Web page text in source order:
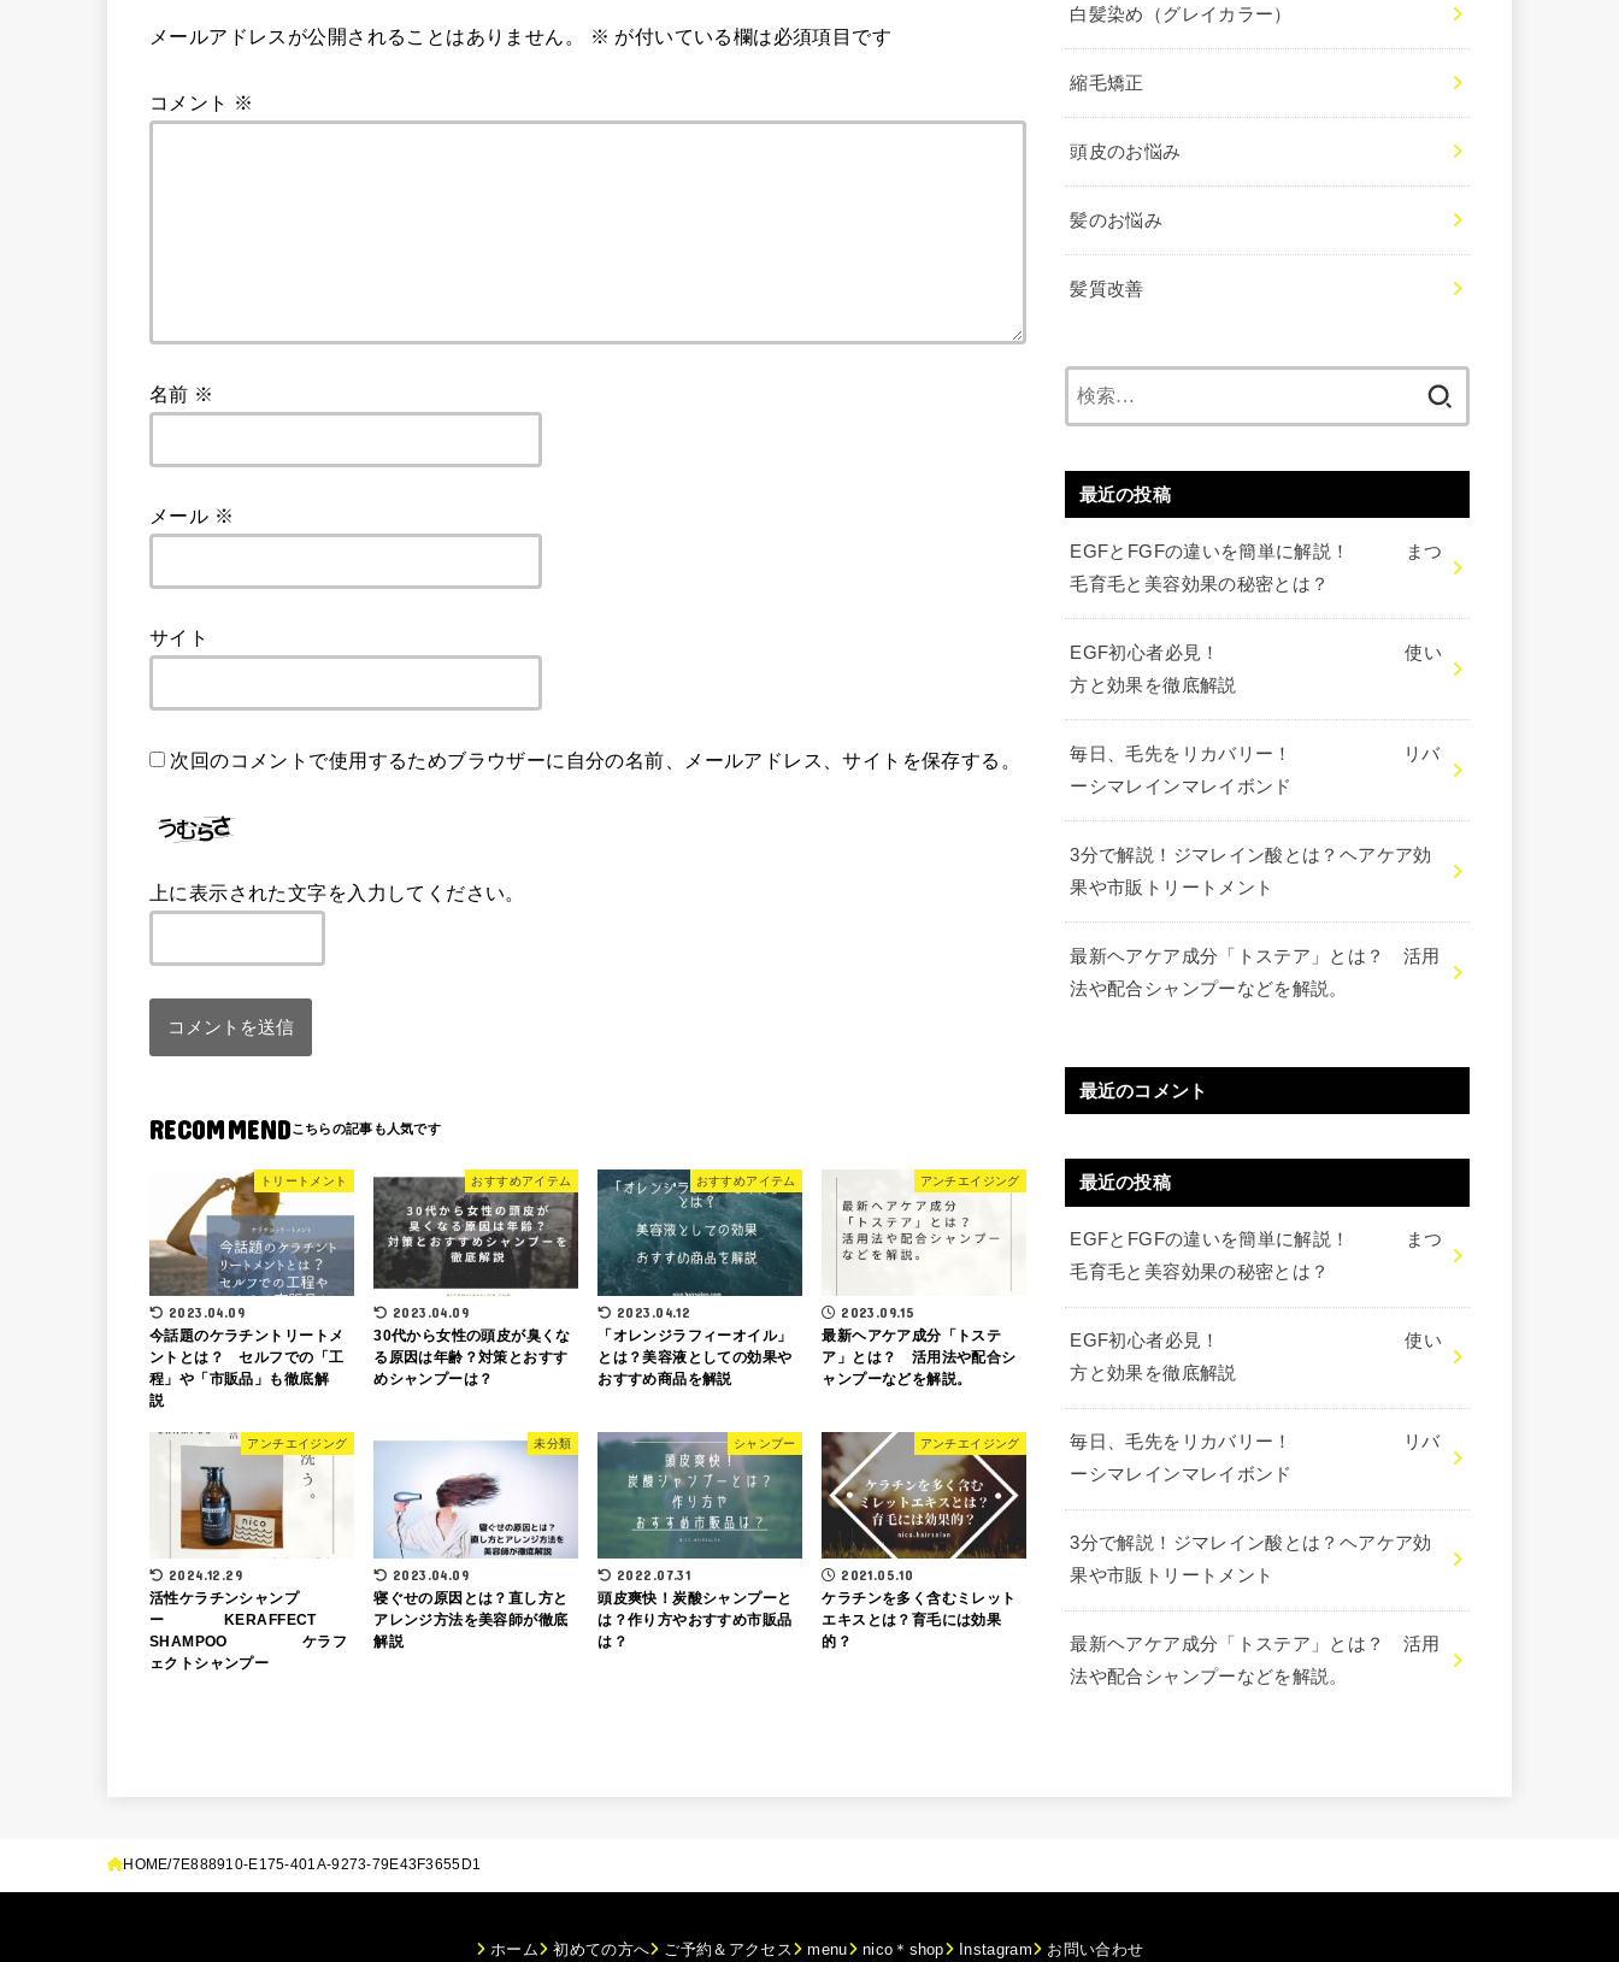
o
k
メールアドレスが公開されることはありません。 ※ が付いている欄は必須項目です
コメント ※
名前 ※
メール ※
サイト
次回のコメントで使用するためブラウザーに自分の名前、メールアドレス、サイトを保存する。
上に表示された文字を入力してください。
RECOMMEND
トリートメント
2023.04.09
今話題のケラチントリートメ
ントとは？ セルフでの「工
程」や「市販品」も徹底解
説
おすすめアイテム
2023.04.09
30代から女性の頭皮が臭くな
る原因は年齢？対策とおすす
めシャンプーは？
おすすめアイテム
2023.04.12
「オレンジラフィーオイル」
とは？美容液としての効果や
おすすめ商品を解説
アンチエイジング
2023.09.15
最新ヘアケア成分「トステ
ア」とは？ 活用法や配合シ
ャンプーなどを解説。
アンチエイジング
2024.12.29
活性ケラチンシャンプ
ー KERAFFECT
SHAMPOO ケラフ
ェクトシャンプー
未分類
2023.04.09
寝ぐせの原因とは？直し方と
アレンジ方法を美容師が徹底
解説
シャンプー
2022.07.31
頭皮爽快！炭酸シャンプーと
は？作り方やおすすめ市販品
は？
アンチエイジング
2021.05.10
ケラチンを多く含むミレット
エキスとは？育毛には効果
的？
白髪染め（グレイカラー）
縮毛矯正
頭皮のお悩み
髪のお悩み
髪質改善
最近の投稿
EGFとFGFの違いを簡単に解説！ まつ
毛育毛と美容効果の秘密とは？
EGF初心者必見！ 使い
方と効果を徹底解説
毎日、毛先をリカバリー！ リバ
ーシマレインマレイボンド
3分で解説！ジマレイン酸とは？ヘアケア効
果や市販トリートメント
最新ヘアケア成分「トステア」とは？ 活用
法や配合シャンプーなどを解説。
最近のコメント
最近の投稿
EGFとFGFの違いを簡単に解説！ まつ
毛育毛と美容効果の秘密とは？
EGF初心者必見！ 使い
方と効果を徹底解説
毎日、毛先をリカバリー！ リバ
ーシマレインマレイボンド
3分で解説！ジマレイン酸とは？ヘアケア効
果や市販トリートメント
最新ヘアケア成分「トステア」とは？ 活用
法や配合シャンプーなどを解説。
HOME 7E888910-E175-401A-9273-79E43F3655D1
ホーム 初めての方へ ご予約＆アクセス menu nico＊shop Instagram お問い合わせ